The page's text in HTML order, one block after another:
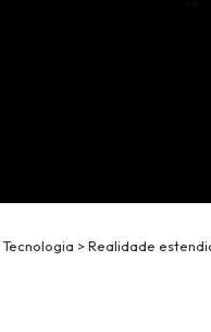
Tecnologia >Realidade